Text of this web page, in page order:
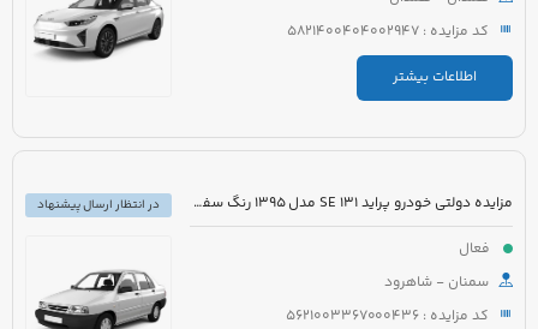
کد مزایده : 5821400404002947
اطلاعات بیشتر
مزایده دولتی خودرو پراید 131 SE مدل 1395 رنگ سفید روغنی
فعال
سمنان - شاهرود
کد مزایده : 5621003367000436
در انتظار ارسال پیشنهاد